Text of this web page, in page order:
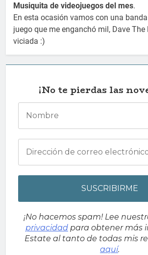
Musiquita de videojuegos del mes.
En esta ocasión vamos con una
juego que me enganchó mil, Dave The
viciada :)
¡No te pierdas las
¡No hacemos spam! Lee
privacidad para obtener más
Estate al tanto de todas mis
aquí.